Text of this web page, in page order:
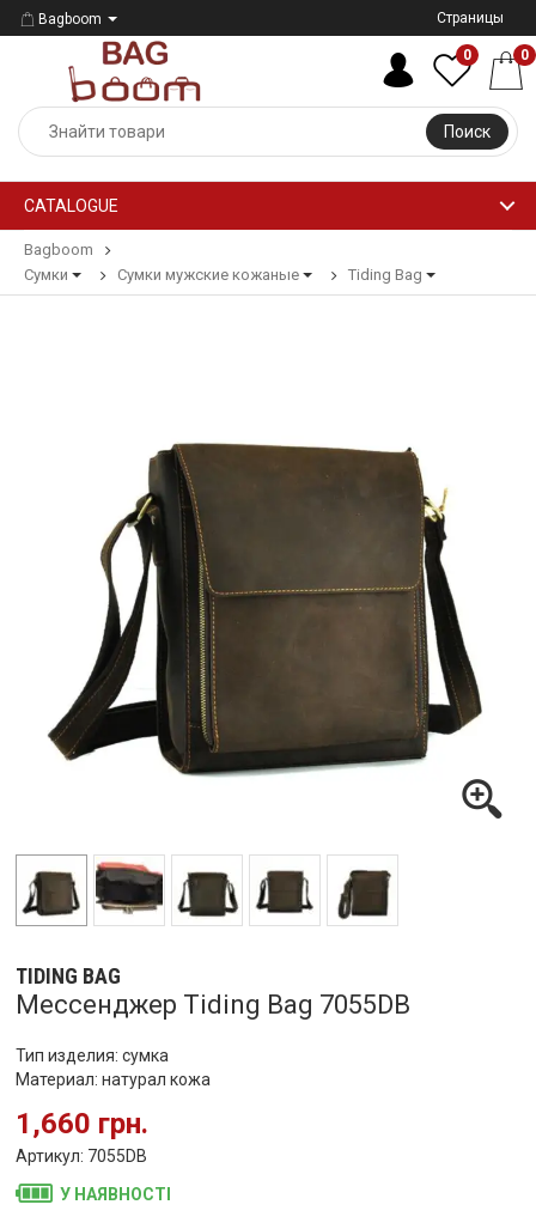
Bagboom Страницы
Поиск
0 0
CATALOGUE
Bagboom
Сумки
Сумки мужские кожаные Tiding Bag
TIDING BAG
Мессенджер Tiding Bag 7055DB
Тип изделия: сумка
Материал: натурал кожа
1,660 грн.
Артикул: 7055DB
У НАЯВНОСТІ